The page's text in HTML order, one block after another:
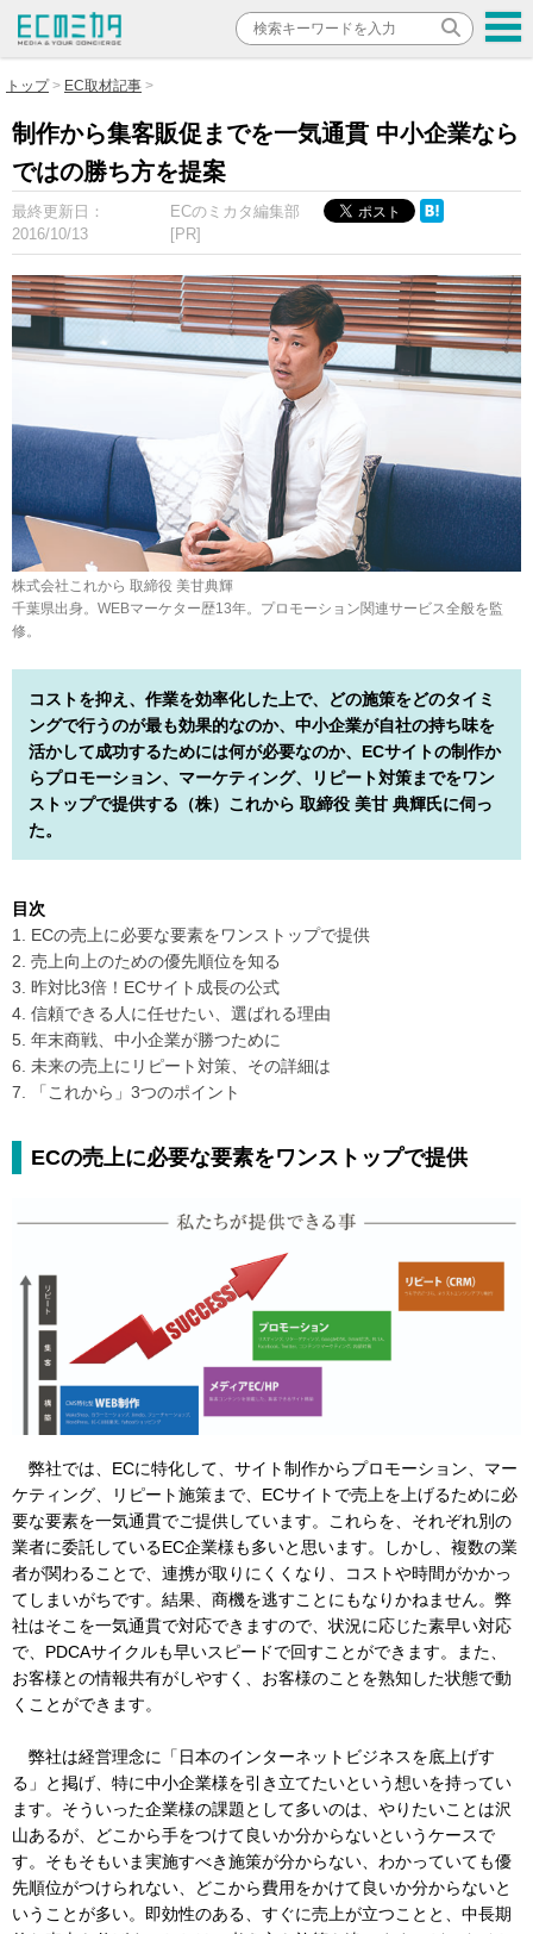
トップ EC取材記事
制作から集客販促までを一気通貫 中小企業なら
ではの勝ち方を提案
最終更新日：
2016/10/13
ECのミカタ編集部
[PR]
株式会社これから 取締役 美甘典輝
千葉県出身。WEBマーケター歴13年。プロモーション関連サービス全般を監
修。
コストを抑え、作業を効率化した上で、どの施策をどのタイミ
ングで行うのが最も効果的なのか、中小企業が自社の持ち味を
活かして成功するためには何が必要なのか、ECサイトの制作か
らプロモーション、マーケティング、リピート対策までをワン
ストップで提供する（株）これから 取締役 美甘 典輝氏に伺っ
た。
目次
1. ECの売上に必要な要素をワンストップで提供
2. 売上向上のための優先順位を知る
3. 昨対比3倍！ECサイト成長の公式
4. 信頼できる人に任せたい、選ばれる理由
5. 年末商戦、中小企業が勝つために
6. 未来の売上にリピート対策、その詳細は
7. 「これから」3つのポイント
ECの売上に必要な要素をワンストップで提供
弊社では、ECに特化して、サイト制作からプロモーション、マー
ケティング、リピート施策まで、ECサイトで売上を上げるために必
要な要素を一気通貫でご提供しています。これらを、それぞれ別の
業者に委託しているEC企業様も多いと思います。しかし、複数の業
者が関わることで、連携が取りにくくなり、コストや時間がかかっ
てしまいがちです。結果、商機を逃すことにもなりかねません。弊
社はそこを一気通貫で対応できますので、状況に応じた素早い対応
で、PDCAサイクルも早いスピードで回すことができます。また、
お客様との情報共有がしやすく、お客様のことを熟知した状態で動
くことができます。
弊社は経営理念に「日本のインターネットビジネスを底上げす
る」と掲げ、特に中小企業様を引き立てたいという想いを持ってい
ます。そういった企業様の課題として多いのは、やりたいことは沢
山あるが、どこから手をつけて良いか分からないというケースで
す。そもそもいま実施すべき施策が分からない、わかっていても優
先順位がつけられない、どこから費用をかけて良いか分からないと
いうことが多い。即効性のある、すぐに売上が立つことと、中長期